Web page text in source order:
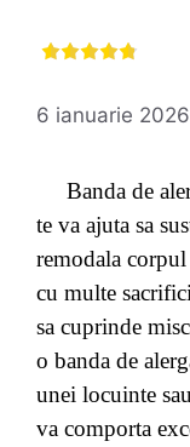
6 ianuarie 2026
Banda de
te va ajuta sa
remodala
cu multe
sa cuprinde
o banda de
unei locuinte
va comporta